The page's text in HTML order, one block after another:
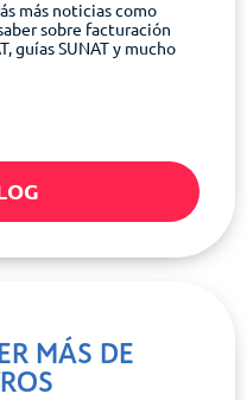
más noticias como
sobre facturación
guías SUNAT y mucho
MÁS DE